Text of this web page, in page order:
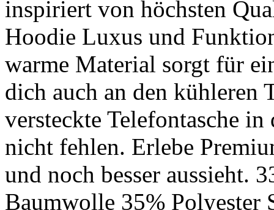
inspiriert von höchsten
Hoodie Luxus und
warme Material sorgt für
dich auch an den kühleren
versteckte Telefontasche
nicht fehlen. Erlebe
und noch besser aussieht.
Baumwolle 35% Polyester